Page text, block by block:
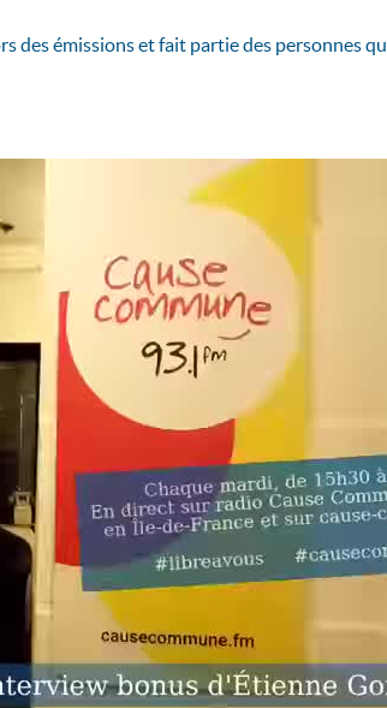
des émissions et fait partie des personnes